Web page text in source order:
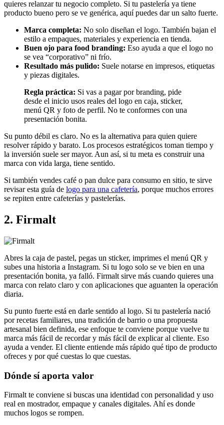
quieres relanzar tu negocio completo. Si tu pastelería ya tiene
producto bueno pero se ve genérica, aquí puedes dar un salto fuerte.
Marca completa: No solo diseñan el logo. También bajan el
estilo a empaques, materiales y experiencia en tienda.
Buen ojo para food branding: Eso ayuda a que el logo no
se vea “corporativo” ni frío.
Resultado más pulido: Suele notarse en impresos, etiquetas
y piezas digitales.
Regla práctica: Si vas a pagar por branding, pide
desde el inicio usos reales del logo en caja, sticker,
menú QR y foto de perfil. No te conformes con una
presentación bonita.
Su punto débil es claro. No es la alternativa para quien quiere
resolver rápido y barato. Los procesos estratégicos toman tiempo y
la inversión suele ser mayor. Aun así, si tu meta es construir una
marca con vida larga, tiene sentido.
Si también vendes café o pan dulce para consumo en sitio, te sirve
revisar esta guía de logo para una cafetería, porque muchos errores
se repiten entre cafeterías y pastelerías.
2. Firmalt
Abres la caja de pastel, pegas un sticker, imprimes el menú QR y
subes una historia a Instagram. Si tu logo solo se ve bien en una
presentación bonita, ya falló. Firmalt sirve más cuando quieres una
marca con relato claro y con aplicaciones que aguanten la operación
diaria.
Su punto fuerte está en darle sentido al logo. Si tu pastelería nació
por recetas familiares, una tradición de barrio o una propuesta
artesanal bien definida, ese enfoque te conviene porque vuelve tu
marca más fácil de recordar y más fácil de explicar al cliente. Eso
ayuda a vender. El cliente entiende más rápido qué tipo de producto
ofreces y por qué cuestas lo que cuestas.
Dónde sí aporta valor
Firmalt te conviene si buscas una identidad con personalidad y uso
real en mostrador, empaque y canales digitales. Ahí es donde
muchos logos se rompen.